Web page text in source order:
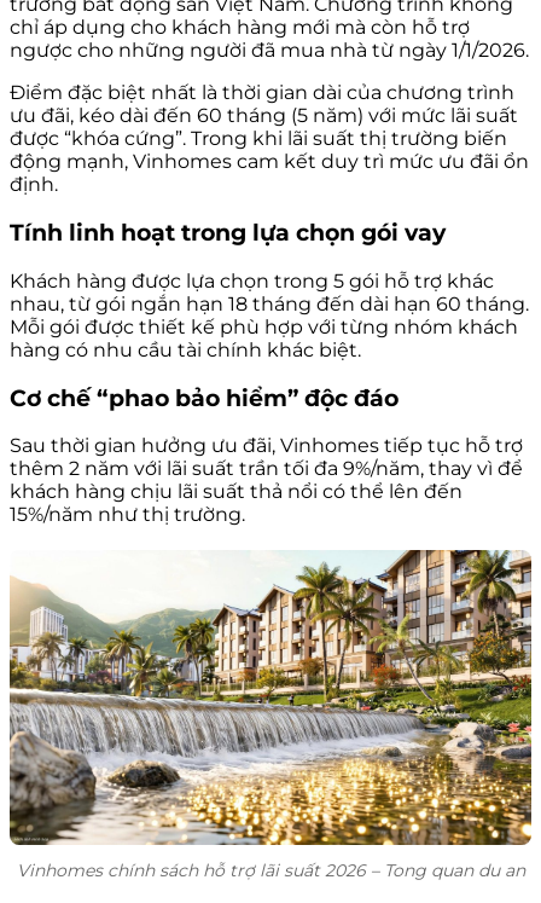
trường bất động sản Việt Nam. Chương trình không
chỉ áp dụng cho khách hàng mới mà còn hỗ trợ
ngược cho những người đã mua nhà từ ngày 1/1/2026.
Điểm đặc biệt nhất là thời gian dài của chương trình
ưu đãi, kéo dài đến 60 tháng (5 năm) với mức lãi suất
được “khóa cứng”. Trong khi lãi suất thị trường biến
động mạnh, Vinhomes cam kết duy trì mức ưu đãi ổn
định.
Tính linh hoạt trong lựa chọn gói vay
Khách hàng được lựa chọn trong 5 gói hỗ trợ khác
nhau, từ gói ngắn hạn 18 tháng đến dài hạn 60 tháng.
Mỗi gói được thiết kế phù hợp với từng nhóm khách
hàng có nhu cầu tài chính khác biệt.
Cơ chế “phao bảo hiểm” độc đáo
Sau thời gian hưởng ưu đãi, Vinhomes tiếp tục hỗ trợ
thêm 2 năm với lãi suất trần tối đa 9%/năm, thay vì để
khách hàng chịu lãi suất thả nổi có thể lên đến
15%/năm như thị trường.
Vinhomes chính sách hỗ trợ lãi suất 2026 – Tong quan du an